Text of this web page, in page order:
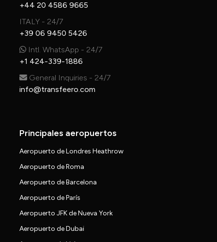
+44 20 4586 9665
ITALY - 24/7
+39 06 9450 5426
Intl. WhatsApp - 24/7
+1 424-339-1886
General Inquiries - 24/7
info@transfeero.com
Principales aeropuertos
Aeropuerto de Londres Heathrow
Aeropuerto de Roma
Aeropuerto de Barcelona
Aeropuerto de París
Aeropuerto JFK de Nueva York
Aeropuerto de Dubai